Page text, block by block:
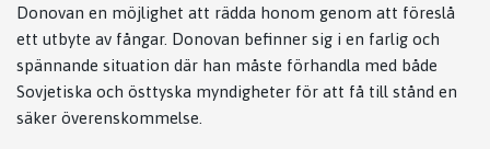
Donovan en möjlighet att rädda honom genom att föreslå
ett utbyte av fångar. Donovan befinner sig i en farlig och
spännande situation där han måste förhandla med både
Sovjetiska och östtyska myndigheter för att få till stånd en
säker överenskommelse.